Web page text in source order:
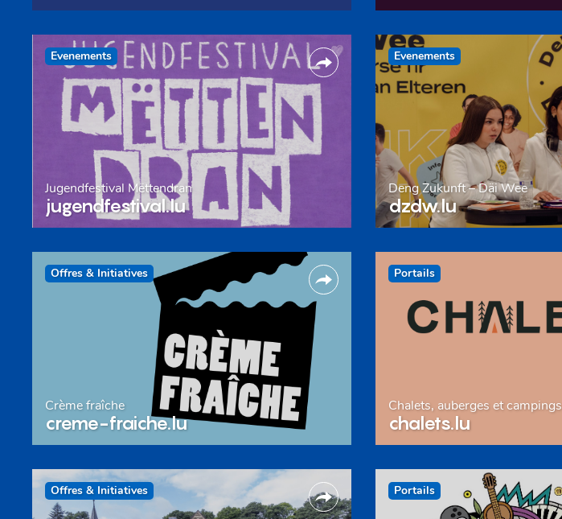
Evenements
Jugendfestival Mëttendran
jugendfestival.lu
Evenements
Deng Zukunft – Däi Wee
dzdw.lu
Offres & Initiatives
Crème fraîche
creme-fraiche.lu
Portails
Chalets, auberges et campings
chalets.lu
Offres & Initiatives Portails